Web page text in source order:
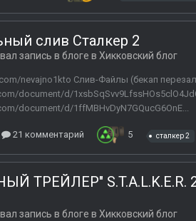
слив Сталкер 2
запись в блоге в Хикковский блог
nevajno1kto Слив-Файлы (бекап
document/d/
document/d/1ffMBHvDyN7GQucG6OnE...
21 комментарий 5 сталкер 2
ТРЕЙЛЕР"
запись в блоге в Хикковский блог